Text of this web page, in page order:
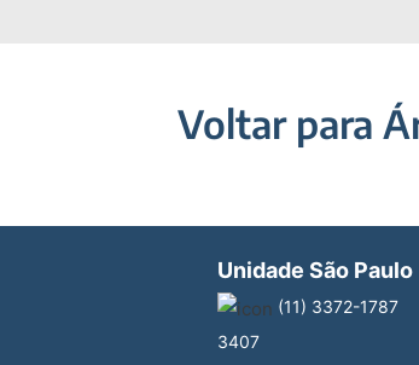
Voltar para
Unidade São Paulo
(11) 3372-1787
3407